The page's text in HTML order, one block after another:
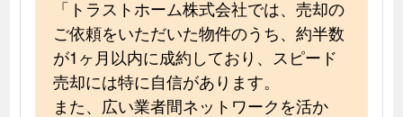
「トラストホーム株式会社では、売却の
ご依頼をいただいた物件のうち、約半数
が1ヶ月以内に成約しており、スピード
売却には特に自信があります。
また、広い業者間ネットワークを活か